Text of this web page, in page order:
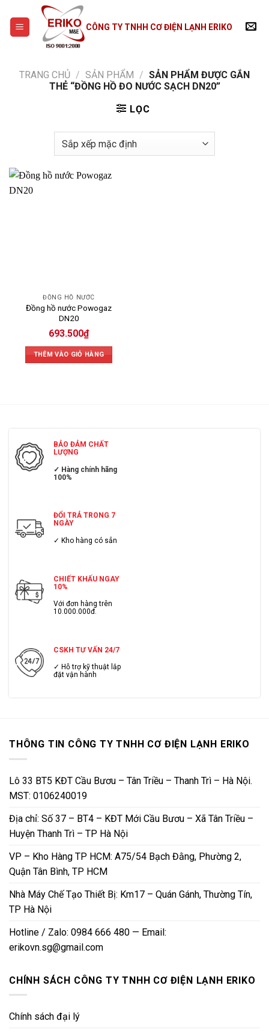
content
CÔNG TY TNHH CƠ ĐIỆN LẠNH ERIKO
TRANG CHỦ / SẢN PHẨM / SẢN PHẨM ĐƯỢC GẮN
THẺ “ĐỒNG HỒ ĐO NƯỚC SẠCH DN20”
LỌC
ĐỒNG HỒ NƯỚC
Đồng hồ nước Powogaz
DN20
693.500₫
THÊM VÀO GIỎ HÀNG
BẢO ĐẢM CHẤT
LƯỢNG
✓ Hàng chính hãng
100%
ĐỔI TRẢ TRONG 7
NGÀY
✓ Kho hàng có sẳn
CHIẾT KHẤU NGAY
10%
Với đơn hàng trên
10.000.000đ.
CSKH TƯ VẤN 24/7
✓ Hỗ trợ kỹ thuật lắp
đặt vận hành
THÔNG TIN CÔNG TY TNHH CƠ ĐIỆN LẠNH ERIKO
Lô 33 BT5 KĐT Cầu Bươu – Tân Triều – Thanh Trì – Hà Nội.
MST: 0106240019
Địa chỉ: Số 37 – BT4 – KĐT Mới Cầu Bươu – Xã Tân Triều –
Huyện Thanh Trì – TP Hà Nội
VP – Kho Hàng TP HCM: A75/54 Bạch Đằng, Phường 2,
Quận Tân Bình, TP HCM
Nhà Máy Chế Tạo Thiết Bị: Km17 – Quán Gánh, Thường Tín,
TP Hà Nội
Hotline / Zalo: 0984 666 480 — Email:
erikovn.sg@gmail.com
CHÍNH SÁCH CÔNG TY TNHH CƠ ĐIỆN LẠNH ERIKO
Chính sách đại lý